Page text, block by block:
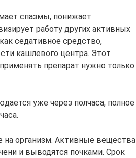
спазмы, понижает
работу других активных
седативное средство,
кашлевого центра. Этот
препарат нужно только
уже через полчаса, полное
на организм. Активные вещества
и выводятся почками. Срок